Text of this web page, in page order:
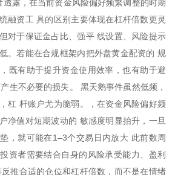
露，在当前资金风险偏好频繁调整的时期
融资工 具的区别主要体现在杠杆倍数更灵
对于保证金占比、强平 线设置、风险提示
。若能在合规框架内把外盘黄金配资的 规
既有助于提升资金使用效率，也有助于避
生不必要的损失。 黑天鹅事件虽然低频，
杠 杆账户尤为脆弱。，在资金风险偏好频
净值对短期波动的 敏感度明显抬升，一旦
，就可能在1–3个交易日内放大 此前数周
资者需要结合自身的风险承受能力、盈利
推合适的仓位和杠杆倍数，而不是在情绪